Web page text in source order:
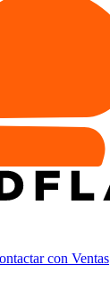
con Ventas